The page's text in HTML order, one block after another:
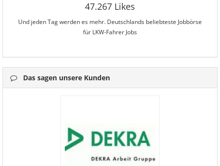
47.267 Likes
Und jeden Tag werden es mehr. Deutschlands beliebteste Jobbörse
für LKW-Fahrer Jobs
Das sagen unsere Kunden